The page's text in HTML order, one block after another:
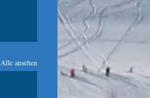
Alle ansehen